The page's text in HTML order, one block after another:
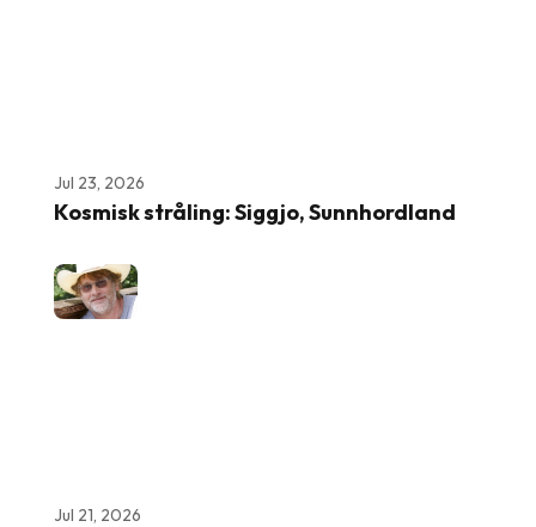
Jul 23, 2026
Kosmisk stråling: Siggjo, Sunnhordland
Jul 21, 2026